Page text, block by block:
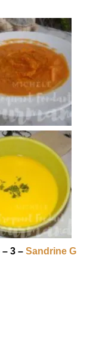
– 3 – Sandrine G